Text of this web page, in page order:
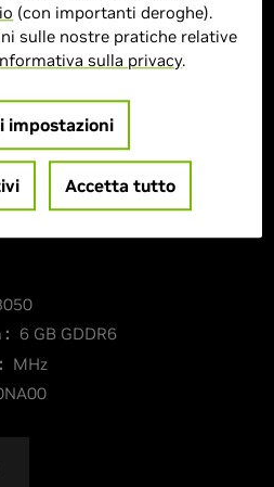
: 6 GB GDDR6
MHz
(con importanti deroghe).
sulle nostre pratiche relative
sulla privacy.
impostazioni
Accetta tutto